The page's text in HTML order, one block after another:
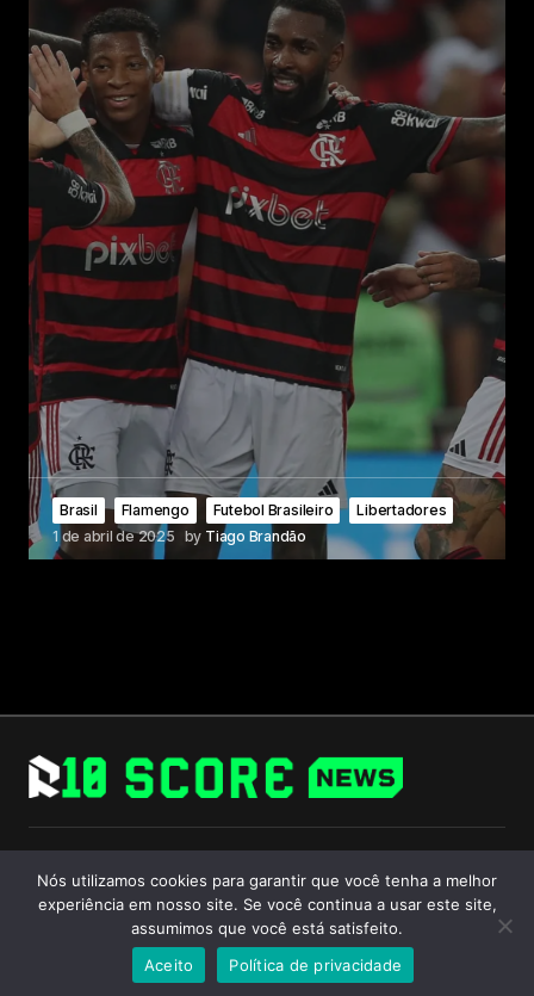
Brasil Flamengo Futebol Brasileiro
Libertadores
1 de abril de 2025 by Tiago Brandão
Follow Us
© 2024 R10 Score. All Rights Reserved.
Nós utilizamos cookies para garantir que você tenha a melhor
experiência em nosso site. Se você continua a usar este site,
assumimos que você está satisfeito.
Aceito
Política de privacidade